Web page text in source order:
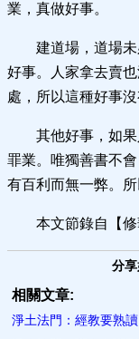
業，真做好事。
建道場，道場
好事。人家拿去賣
處，所以這種好事
其他好事，如
罪業。唯獨善書不
有百利而無一弊。
本文節錄自【
分
相關文章:
淨土法門：經教要熟